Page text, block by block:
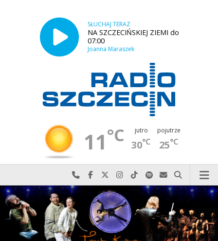
SŁUCHAJ TERAZ
NA SZCZECIŃSKIEJ ZIEMI do
07:00
Joanna Maraszek
11°C jutro
30°C
pojutrze
25°C
Najlepiej po prostu do nas zadzwoń
Odwiedź nas na Facebook-u
Odwiedź nas na X
Odwiedź nas na Instagram-ie
Odwiedź nas na TikTok-u
Szukaj nas na Spotify
Wyślij do nas
Szukaj